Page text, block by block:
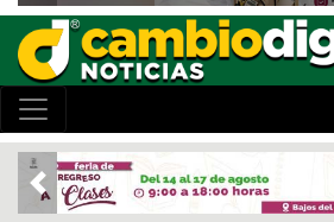
Previous